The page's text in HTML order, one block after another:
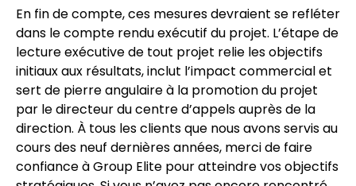
En fin de compte, ces mesures devraient se refléter
dans le compte rendu exécutif du projet. L’étape de
lecture exécutive de tout projet relie les objectifs
initiaux aux résultats, inclut l’impact commercial et
sert de pierre angulaire à la promotion du projet
par le directeur du centre d’appels auprès de la
direction. À tous les clients que nous avons servis au
cours des neuf dernières années, merci de faire
confiance à Group Elite pour atteindre vos objectifs